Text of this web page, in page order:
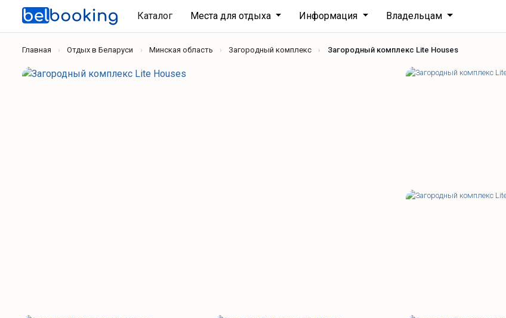
Каталог Места для отдыха Информация Владельцам
Главная Отдых в Беларуси Минская область Загородный комплекс Загородный комплекс Lite Houses